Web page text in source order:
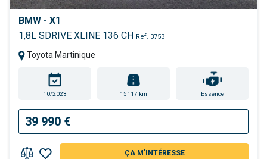
BMW - X1
1,8L SDRIVE XLINE 136 CH Ref. 3753
Toyota Martinique
10/2023 15117 km Essence
39 990 €
ÇA M'INTÉRESSE